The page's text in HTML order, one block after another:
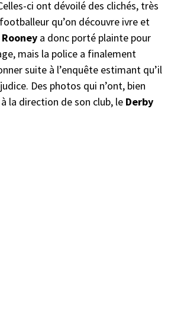
ci ont dévoilé des clichés, très
qu’on découvre ivre et
a donc porté plainte pour
mais la police a finalement
suite à l’enquête estimant qu’il
Des photos qui n’ont, bien
la direction de son club, le Derby